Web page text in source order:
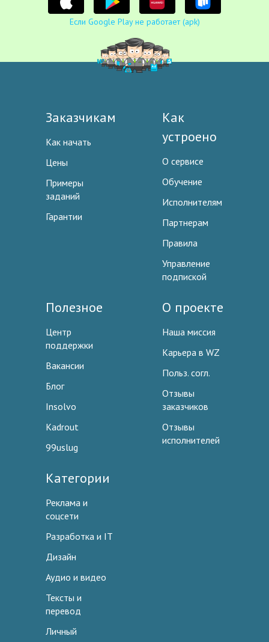
Если Google Play не работает (apk)
Заказчикам
Как начать
Цены
Примеры
заданий
Гарантии
Как
устроено
О сервисе
Обучение
Исполнителям
Партнерам
Правила
Управление
подпиской
Полезное
Центр
поддержки
Вакансии
Блог
Insolvo
Kadrout
99uslug
О проекте
Наша миссия
Карьера в WZ
Польз. согл.
Отзывы
заказчиков
Отзывы
исполнителей
Категории
Реклама и
соцсети
Разработка и IT
Дизайн
Аудио и видео
Тексты и
перевод
Личный